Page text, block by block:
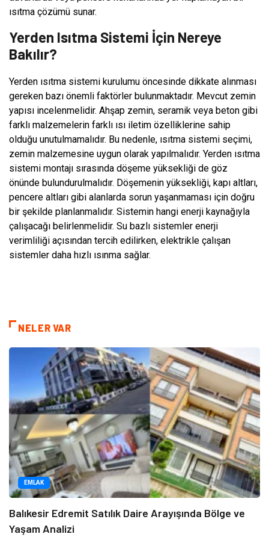
ısıtma çözümü sunar.
Yerden Isıtma Sistemi İçin Nereye
Bakılır?
Yerden ısıtma sistemi kurulumu öncesinde dikkate alınması
gereken bazı önemli faktörler bulunmaktadır. Mevcut zemin
yapısı incelenmelidir. Ahşap zemin, seramik veya beton gibi
farklı malzemelerin farklı ısı iletim özelliklerine sahip
olduğu unutulmamalıdır. Bu nedenle, ısıtma sistemi seçimi,
zemin malzemesine uygun olarak yapılmalıdır. Yerden ısıtma
sistemi montajı sırasında döşeme yüksekliği de göz
önünde bulundurulmalıdır. Döşemenin yüksekliği, kapı altları,
pencere altları gibi alanlarda sorun yaşanmaması için doğru
bir şekilde planlanmalıdır. Sistemin hangi enerji kaynağıyla
çalışacağı belirlenmelidir. Su bazlı sistemler enerji
verimliliği açısından tercih edilirken, elektrikle çalışan
sistemler daha hızlı ısınma sağlar.
NELER VAR
EMLAK
Balıkesir Edremit Satılık Daire Arayışında Bölge ve
Yaşam Analizi